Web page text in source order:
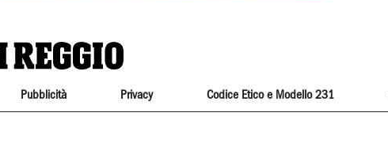
Pubblicità Privacy Codice Etico e Modello 231